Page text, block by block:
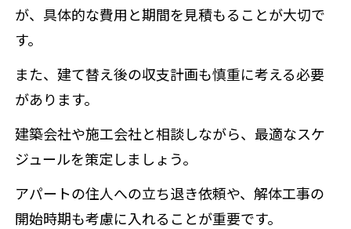
が、具体的な費用と期間を見積もることが大切で
す。
また、建て替え後の収支計画も慎重に考える必要
があります。
建築会社や施工会社と相談しながら、最適なスケ
ジュールを策定しましょう。
アパートの住人への立ち退き依頼や、解体工事の
開始時期も考慮に入れることが重要です。